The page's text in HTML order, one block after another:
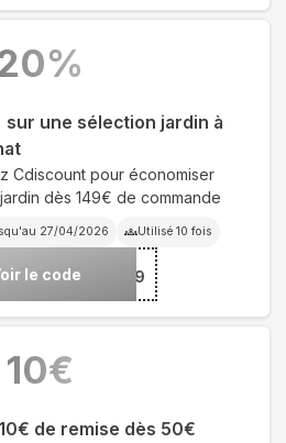
une sélection jardin à
Cdiscount pour économiser
dès 149€ de commande
27/04/2026 Utilisé 10 fois
le code
***ARDIN149
%
de remise dès 50€
10€